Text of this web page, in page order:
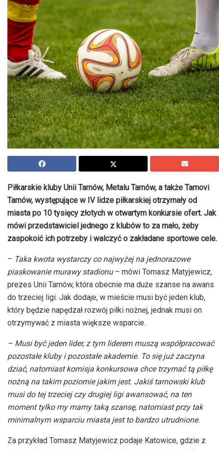
Piłkarskie kluby Unii Tarnów, Metalu Tarnów, a także Tarnovi
Tarnów, występujące w IV lidze piłkarskiej otrzymały od
miasta po 10 tysięcy złotych w otwartym konkursie ofert. Jak
mówi przedstawiciel jednego z klubów to za mało, żeby
zaspokoić ich potrzeby i walczyć o zakładane sportowe cele.
– Taka kwota wystarczy co najwyżej na jednorazowe
piaskowanie murawy stadionu– mówi Tomasz Matyjewicz,
prezes Unii Tarnów, która obecnie ma duże szanse na awans
do trzeciej ligi. Jak dodaje, w mieście musi być jeden klub,
który będzie napędzał rozwój piłki nożnej, jednak musi on
otrzymywać z miasta większe wsparcie.
– Musi być jeden lider, z tym liderem muszą współpracować
pozostałe kluby i pozostałe akademie. To się już zaczyna
dziać, natomiast komisja konkursowa chce trzymać tą piłkę
nożną na takim poziomie jakim jest. Jakiś tarnowski klub
musi do tej trzeciej czy drugiej ligi awansować, na ten
moment tylko my mamy taką szansę, natomiast przy tak
minimalnym wsparciu miasta jest to bardzo utrudnione.
Za przykład Tomasz Matyjewicz podaje Katowice, gdzie z